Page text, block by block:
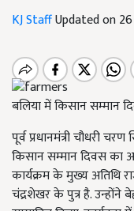
KJ StaffUpdated on
बलिया में किसान सम्मान
पूर्व प्रधानमंत्री चौधरी
किसान सम्मान दिवस
कार्यक्रम के मुख्य अतिथि
चंद्रशेखर के पुत्र है. उन्होंने